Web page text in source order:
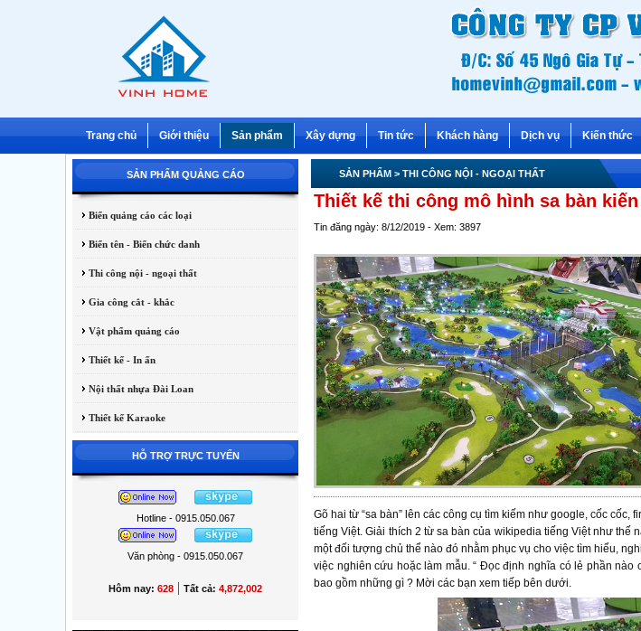
Trang chủ Giới thiệu Sản phẩm Xây dựng Tin tức Khách hàng Dịch vụ Kiến thức
SẢN PHẨM QUẢNG CÁO
Biển quảng cáo các loại
Biển tên - Biển chức danh
Thi công nội - ngoại thất
Gia công cắt - khắc
Vật phẩm quảng cáo
Thiết kế - In ấn
Nội thất nhựa Đài Loan
Thiết kế Karaoke
HỖ TRỢ TRỰC TUYẾN
Hotline - 0915.050.067
Văn phòng - 0915.050.067
Hôm nay: 628 | Tất cả: 4,872,002
SẢN PHẨM > THI CÔNG NỘI - NGOẠI THẤT
Thiết kế thi công mô hình sa bàn
Tin đăng ngày: 8/12/2019 - Xem: 3897
Gõ hai từ “sa bàn” lên các công cụ tìm kiếm như google, cốc
tiếng Việt. Giải thích 2 từ sa bàn của wikipedia tiếng Việt như thế
một đối tượng chủ thể nào đó nhằm phục vụ cho việc tìm hiểu,
việc nghiên cứu hoặc làm mẫu. “ Đọc định nghĩa có lẻ phần
bao gồm những gì ? Mời các bạn xem tiếp bên dưới.